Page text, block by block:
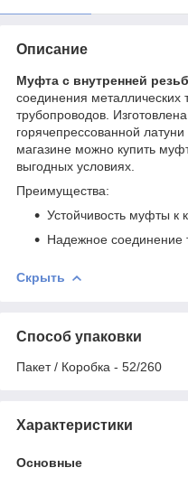
Описание
Муфта с внутренней
соединения металлических
трубопроводов.
горячепрессованной
магазине можно купить
выгодных условиях.
Преимущества:
Устойчивость муфты к
Надежное соединение
Скрыть
Способ упаковки
Пакет / Коробка - 52/260
Характеристики
Основные